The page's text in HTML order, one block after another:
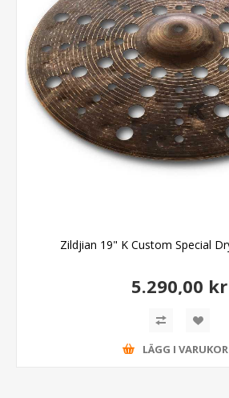
Zildjian 19" K Custom Special
5.290,00 kr
LÄGG I